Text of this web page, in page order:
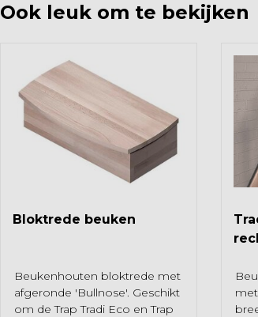
Ook leuk om te bekijken
Bloktrede beuken
Beukenhouten bloktrede met
afgeronde 'Bullnose'. Geschikt
om de Trap Tradi Eco en Trap